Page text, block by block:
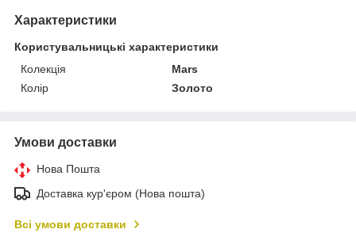
Характеристики
Користувальницькі характеристики
Колекція
Mars
Колір
Золото
Умови доставки
Нова Пошта
Доставка кур'єром (Нова пошта)
Всі умови доставки